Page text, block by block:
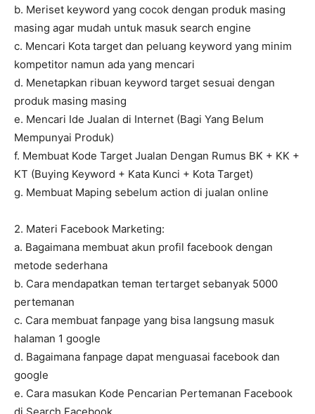
b. Meriset keyword yang cocok dengan produk masing
masing agar mudah untuk masuk search engine
c. Mencari Kota target dan peluang keyword yang minim
kompetitor namun ada yang mencari
d. Menetapkan ribuan keyword target sesuai dengan
produk masing masing
e. Mencari Ide Jualan di Internet (Bagi Yang Belum
Mempunyai Produk)
f. Membuat Kode Target Jualan Dengan Rumus BK + KK +
KT (Buying Keyword + Kata Kunci + Kota Target)
g. Membuat Maping sebelum action di jualan online
2. Materi Facebook Marketing:
a. Bagaimana membuat akun profil facebook dengan
metode sederhana
b. Cara mendapatkan teman tertarget sebanyak 5000
pertemanan
c. Cara membuat fanpage yang bisa langsung masuk
halaman 1 google
d. Bagaimana fanpage dapat menguasai facebook dan
google
e. Cara masukan Kode Pencarian Pertemanan Facebook